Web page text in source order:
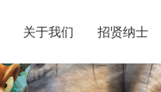
关于我们 招贤纳士